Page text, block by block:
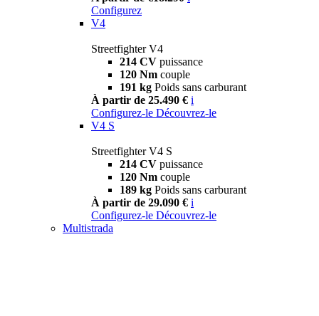
Configurez
V4
Streetfighter V4
214 CV puissance
120 Nm couple
191 kg Poids sans carburant
À partir de 25.490 € i
Configurez-le Découvrez-le
V4 S
Streetfighter V4 S
214 CV puissance
120 Nm couple
189 kg Poids sans carburant
À partir de 29.090 € i
Configurez-le Découvrez-le
Multistrada